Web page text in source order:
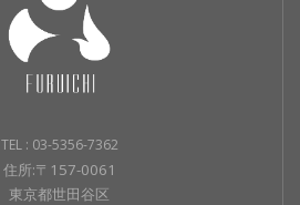
TEL : 03-5356-7362
住所:〒157-0061
東京都世田谷区